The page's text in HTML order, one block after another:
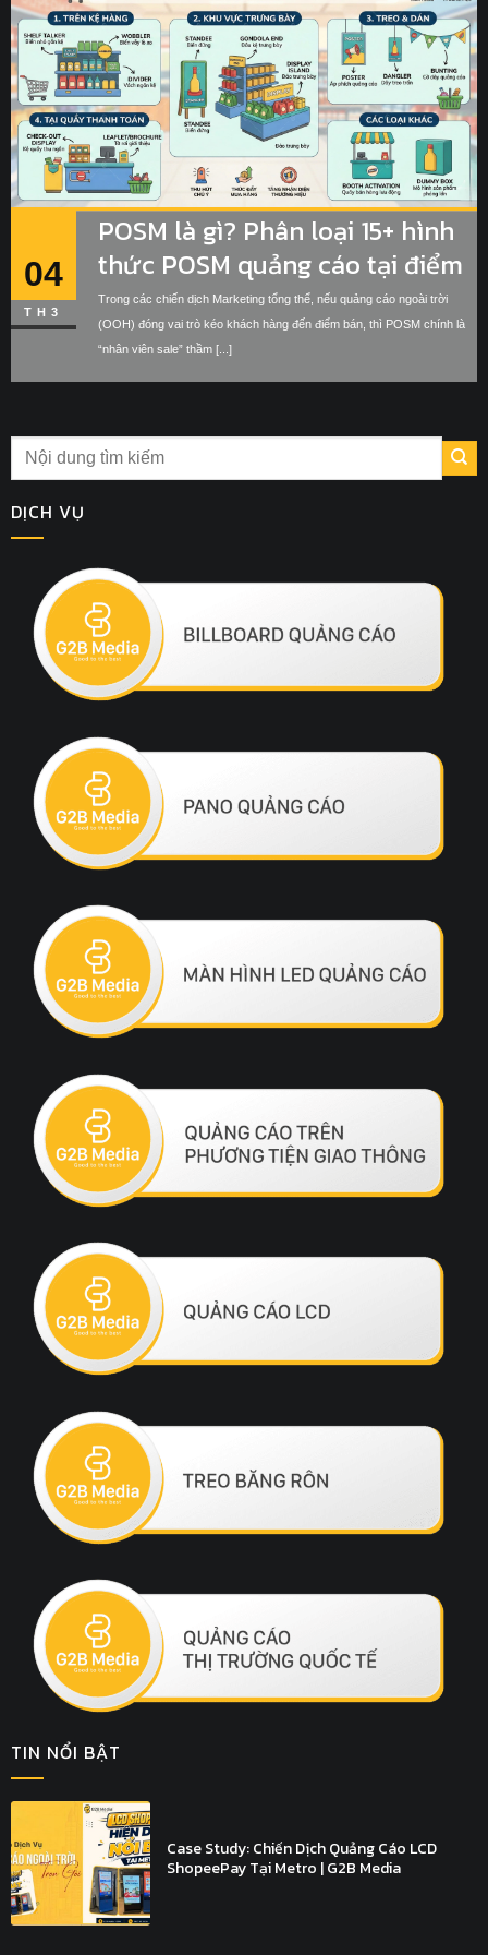
04
TH3
POSM là gì? Phân loại 15+ hình
thức POSM quảng cáo tại điểm
bán
Trong các chiến dịch Marketing tổng thể, nếu quảng cáo ngoài trời
(OOH) đóng vai trò kéo khách hàng đến điểm bán, thì POSM chính là
“nhân viên sale” thầm [...]
DỊCH VỤ
TIN NỔI BẬT
Case Study: Chiến Dịch Quảng Cáo LCD
ShopeePay Tại Metro | G2B Media